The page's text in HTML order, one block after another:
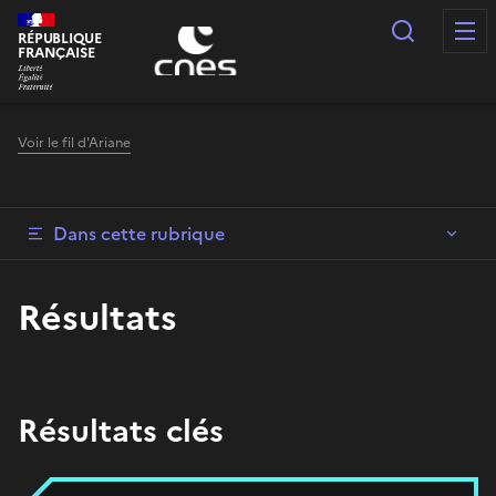
Panneau de gestion des cookies
RÉPUBLIQUE
FRANÇAISE
Voir le fil d'Ariane
Dans cette rubrique
Résultats
Résultats clés